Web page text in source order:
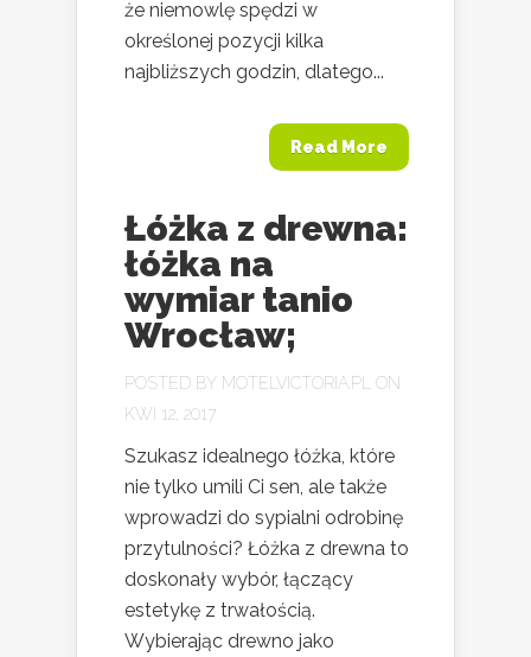
że niemowlę spędzi w
określonej pozycji kilka
najbliższych godzin, dlatego...
Read More
Łóżka z drewna:
łóżka na
wymiar tanio
Wrocław;
POSTED BY MOTELVICTORIA.PL ON
KWI 12, 2017
Szukasz idealnego łóżka, które
nie tylko umili Ci sen, ale także
wprowadzi do sypialni odrobinę
przytulności? Łóżka z drewna to
doskonały wybór, łączący
estetykę z trwałością.
Wybierając drewno jako